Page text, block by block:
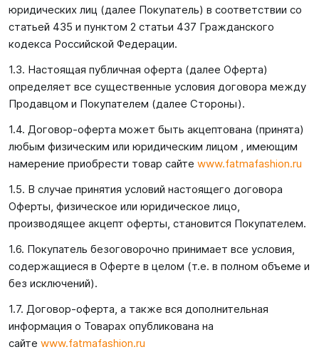
юридических лиц (далее Покупатель) в соответствии со
статьей 435 и пунктом 2 статьи 437 Гражданского
кодекса Российской Федерации.
1.3. Настоящая публичная оферта (далее Оферта)
определяет все существенные условия договора между
Продавцом и Покупателем (далее Стороны).
1.4. Договор-оферта может быть акцептована (принята)
любым физическим или юридическим лицом , имеющим
намерение приобрести товар сайте www.fatmafashion.ru
1.5. В случае принятия условий настоящего договора
Оферты, физическое или юридическое лицо,
производящее акцепт оферты, становится Покупателем.
1.6. Покупатель безоговорочно принимает все условия,
содержащиеся в Оферте в целом (т.е. в полном объеме и
без исключений).
1.7. Договор-оферта, а также вся дополнительная
информация о Товарах опубликована на
сайте www.fatmafashion.ru